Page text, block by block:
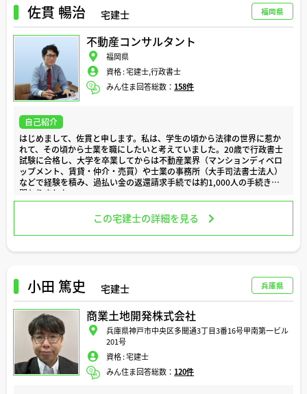
私は代表でありますが、会社経営がしたいというよりも、自ら不動産取
引の最前線でお客様と向き合い続けたいと考えております。
現在は、不動産賃貸や管理といった分野にも業務範囲を拡げております
が、これまで一貫して不動産売買に関する業務に携わってきております
ので、あらゆる角度から、お客様の不動産売買をサポートしていくこと
が可能です。
特に得意としておりますのは、新築マンション、中古マンション、土
地、収益物件の売買です。
また、住宅ローンに関することや、住宅購入と密接に関係してくる火災
保険、生命保険の分野に関する提案にも強みがあります。
大手不動産会社の経験やスキルを持ちつつ、小さな会社ならではの柔軟
性や機動性を併せ持つことで、お客様にとって理想の不動産サービスを
提供できると自負しております。
お客様の不動産取引を、より安心・安全に、よりお得に、より納得し満
足できるものにいたしますので、お気軽にご相談くださいませ。
何卒、よろしくお願いいたします。
佐貫 暢治 宅建士 福岡県
不動産コンサルタント
福岡県
資格 :宅建士,行政書士
みん住ま回答総数：158件
自己紹介
はじめまして、佐貫と申します。私は、学生の頃から法律の世界に惹か
れて、その頃から士業を職にしたいと考えていました。20歳で行政書士
試験に合格し、大学を卒業してからは不動産業界（マンションディベロ
ップメント、賃貸・仲介・売買）や士業の事務所（大手司法書士法人）
などで経験を積み、過払い金の返還請求手続では約1,000人の手続きに
関わりました。
その後、「誰かのために役に立ちたい」という想いのもと、行政書士事
務所を開業し、個人や事業者、行政機関の皆様と関わらせていただきま
した。これまでの約7年間で900名以上の事業者や行政の方々と名刺交
やってみることが大事」という一言でした。やるからには手を抜かな
い・妥協しないという信念のもと、皆さんの将来戦略を一緒に考えサポ
ートさせていただいております。
どうぞよろしくお願いいたします。
この宅建士の詳細を見る
小田 篤史 宅建士 兵庫県
商業土地開発株式会社
兵庫県神戸市中央区多聞通3丁目3番16号甲南第一ビル
201号
資格 :宅建士
みん住ま回答総数：120件